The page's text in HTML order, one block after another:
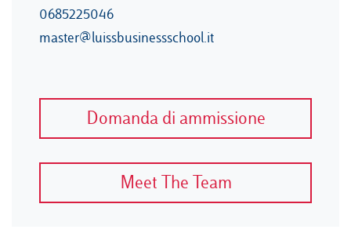
0685225046
master@luissbusinessschool.it
Domanda di ammissione
Meet The Team